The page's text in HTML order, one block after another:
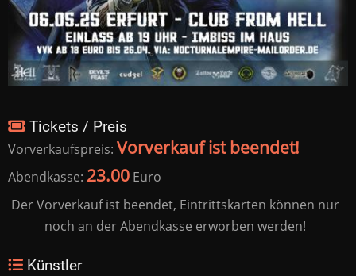
Tickets / Preis
Vorverkaufspreis: Vorverkauf ist beendet!
Abendkasse: 23.00 Euro
Der Vorverkauf ist beendet, Eintrittskarten können nur
noch an der Abendkasse erworben werden!
Künstler